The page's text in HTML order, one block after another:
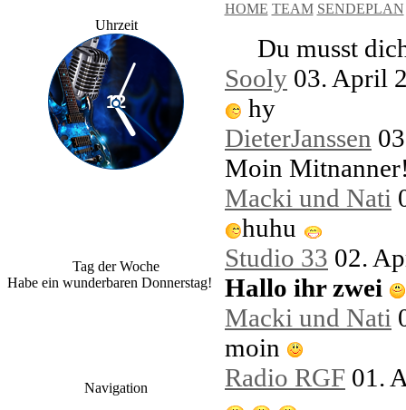
HOME TEAM SENDEPLAN
Uhrzeit
Tag der Woche
Habe ein wunderbaren Donnerstag!
Navigation
Du musst
Sooly 03. April
hy
DieterJanssen
Moin
Macki und Nati
huhu
Studio 33 02.
Hallo ihr zwei
Macki und Nati
moin
Radio RGF 01.